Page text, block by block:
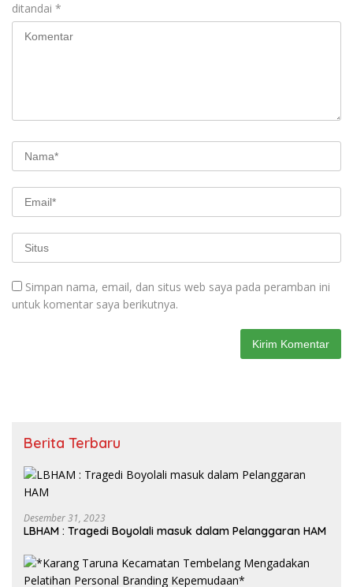
ditandai *
Simpan nama, email, dan situs web saya pada peramban ini
untuk komentar saya berikutnya.
Berita Terbaru
Desember 31, 2023
LBHAM : Tragedi Boyolali masuk dalam Pelanggaran HAM